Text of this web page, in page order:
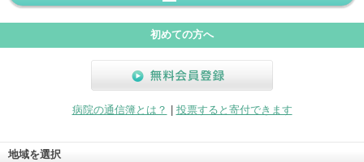
« 前ペー
ジ
次ページ
»
初めての方へ
病院の通信簿とは？
投票すると寄付できます
地域を選択